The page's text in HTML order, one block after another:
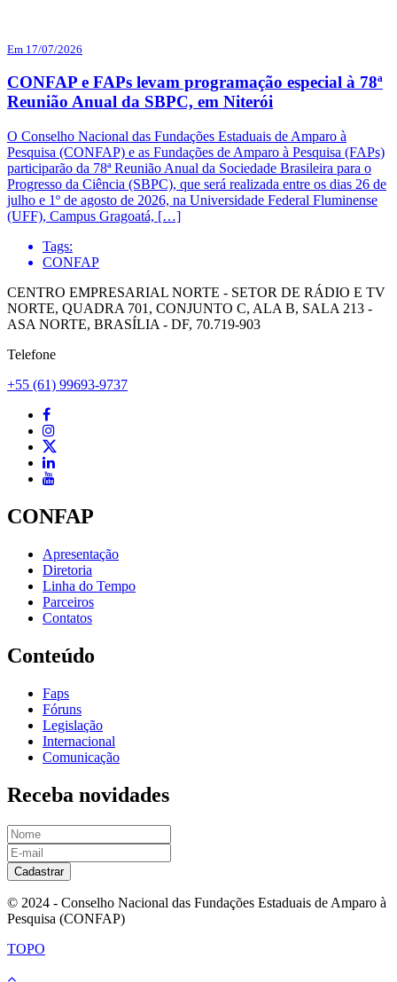
Em 17/07/2026
CONFAP e FAPs levam programação especial à 78ª
Reunião Anual da SBPC, em Niterói
O Conselho Nacional das Fundações Estaduais de Amparo à
Pesquisa (CONFAP) e as Fundações de Amparo à Pesquisa (FAPs)
participarão da 78ª Reunião Anual da Sociedade Brasileira para o
Progresso da Ciência (SBPC), que será realizada entre os dias 26 de
julho e 1º de agosto de 2026, na Universidade Federal Fluminense
(UFF), Campus Gragoatá, […]
Tags:
CONFAP
CENTRO EMPRESARIAL NORTE - SETOR DE RÁDIO E TV
NORTE, QUADRA 701, CONJUNTO C, ALA B, SALA 213 -
ASA NORTE, BRASÍLIA - DF, 70.719-903
Telefone
+55 (61) 99693-9737
CONFAP
Apresentação
Diretoria
Linha do Tempo
Parceiros
Contatos
Conteúdo
Faps
Fóruns
Legislação
Internacional
Comunicação
Receba novidades
Cadastrar
© 2024 - Conselho Nacional das Fundações Estaduais de Amparo à
Pesquisa (CONFAP)
TOPO